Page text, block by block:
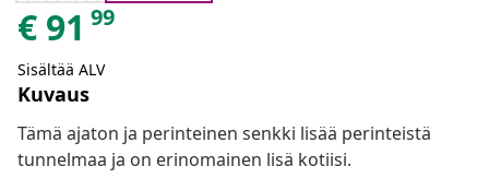
€ 91 99
Sisältää ALV
Kuvaus
Tämä ajaton ja perinteinen senkki lisää perinteistä
tunnelmaa ja on erinomainen lisä kotiisi.